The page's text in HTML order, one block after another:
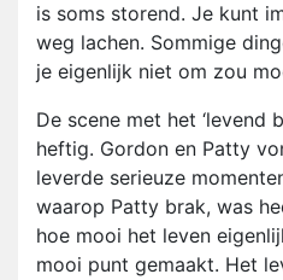
is soms storend. Je kunt
weg lachen. Sommige
je eigenlijk niet om zou
De scene met het ‘levend
heftig. Gordon en Patty
leverde serieuze
waarop Patty brak, was
hoe mooi het leven
mooi punt gemaakt. Het